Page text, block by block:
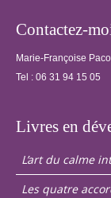
Contactez-
Marie-Françoise
Tel : 06 31 94 15 05
Livres en
L’art du calme
Les quatre